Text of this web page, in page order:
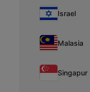
Israel
Malasia
Singapur